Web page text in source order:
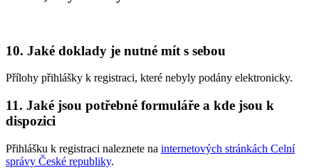
10. Jaké doklady je nutné mít s sebou
Přílohy přihlášky k registraci, které nebyly podány elektronicky.
11. Jaké jsou potřebné formuláře a kde jsou k
dispozici
Přihlášku k registraci naleznete na internetových stránkách Celní
správy České republiky.